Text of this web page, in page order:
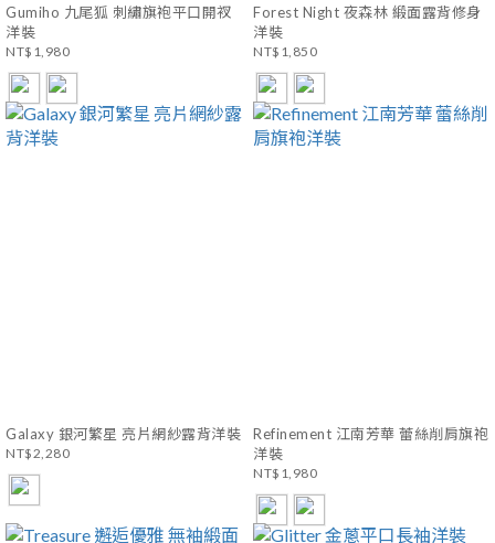
Gumiho 九尾狐 刺繡旗袍平口開衩
洋裝
NT$1,980
Forest Night 夜森林 緞面露背修身
洋裝
NT$1,850
Galaxy 銀河繁星 亮片網紗露背洋裝
NT$2,280
Refinement 江南芳華 蕾絲削肩旗袍
洋裝
NT$1,980